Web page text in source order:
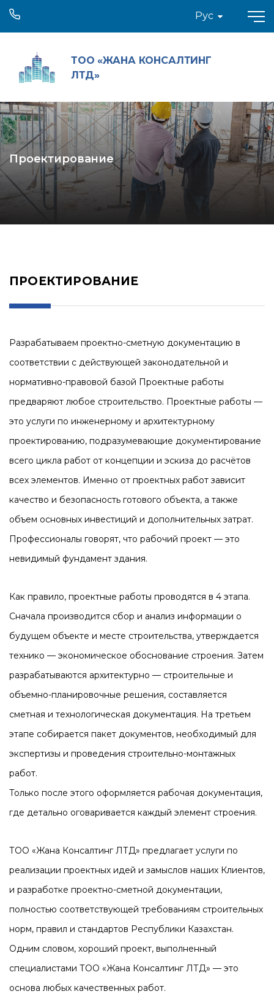
ТОО «ЖАНА КОНСАЛТИНГ
ЛТД»
Рус
Проектирование
ПРОЕКТИРОВАНИЕ
Разрабатываем проектно-сметную документацию в
соответствии с действующей законодательной и
нормативно-правовой базой Проектные работы
предваряют любое строительство. Проектные работы —
это услуги по инженерному и архитектурному
проектированию, подразумевающие документирование
всего цикла работ от концепции и эскиза до расчётов
всех элементов. Именно от проектных работ зависит
качество и безопасность готового объекта, а также
объем основных инвестиций и дополнительных затрат.
Профессионалы говорят, что рабочий проект — это
невидимый фундамент здания.
Как правило, проектные работы проводятся в 4 этапа.
Сначала производится сбор и анализ информации о
будущем объекте и месте строительства, утверждается
технико — экономическое обоснование строения. Затем
разрабатываются архитектурно — строительные и
объемно-планировочные решения, составляется
сметная и технологическая документация. На третьем
этапе собирается пакет документов, необходимый для
экспертизы и проведения строительно-монтажных
работ.
Только после этого оформляется рабочая документация,
где детально оговаривается каждый элемент строения.
ТОО «Жана Консалтинг ЛТД» предлагает услуги по
реализации проектных идей и замыслов наших Клиентов,
и разработке проектно-сметной документации,
полностью соответствующей требованиям строительных
норм, правил и стандартов Республики Казахстан.
Одним словом, хороший проект, выполненный
специалистами ТОО «Жана Консалтинг ЛТД» — это
основа любых качественных работ.